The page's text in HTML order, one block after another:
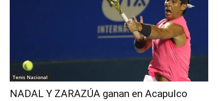
Tenis Nacional
NADAL Y ZARAZÚA ganan en Acapulco